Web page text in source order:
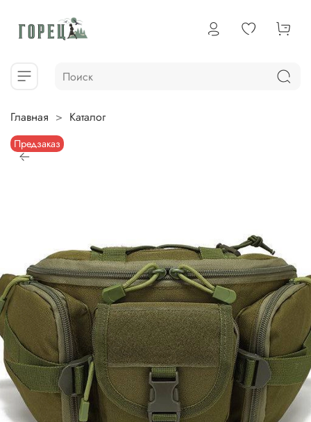
Главная Каталог
Предзаказ